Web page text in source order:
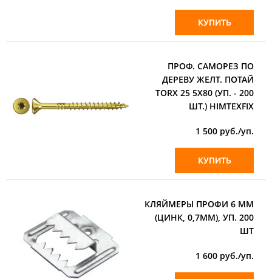
КУПИТЬ
ПРОФ. САМОРЕЗ ПО
ДЕРЕВУ ЖЕЛТ. ПОТАЙ
TORX 25 5X80 (УП. - 200
ШТ.) HIMTEXFIX
1 500 руб./уп.
КУПИТЬ
КЛЯЙМЕРЫ ПРОФИ 6 ММ
(ЦИНК, 0,7ММ), УП. 200
ШТ
1 600 руб./уп.